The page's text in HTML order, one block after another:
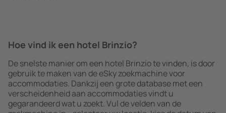
Hoe vind ik een hotel Brinzio?
De snelste manier om een hotel Brinzio te vinden, is door
gebruik te maken van de eSky zoekmachine voor
accommodaties. Dankzij een grote database met een
verscheidenheid aan accommodaties vindt u
gegarandeerd wat u zoekt. Vul de velden van de